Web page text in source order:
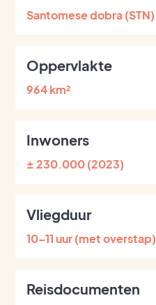
Santomese dobra (STN)
Oppervlakte
964 km²
Inwoners
± 230.000 (2023)
Vliegduur
10–11 uur (met overstap)
Reisdocumenten